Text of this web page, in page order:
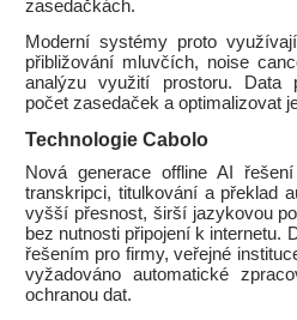
zasedačkách.
Moderní systémy proto
přibližování mluvčích, noise
analýzu využití prostoru. Data
počet zasedaček a optimalizovat
Technologie Cabolo
Nová generace offline AI
transkripci, titulkování a překlad
vyšší přesnost, širší jazykovou
bez nutnosti připojení k internetu.
řešením pro firmy, veřejné
vyžadováno automatické
ochranou dat.